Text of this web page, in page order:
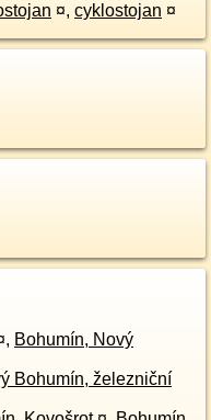
¤, cyklostojan ¤
, Bohumín, Nový
Bohumín, železniční